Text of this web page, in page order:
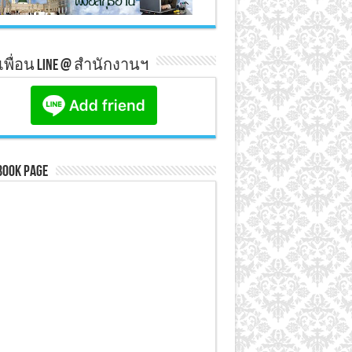
พื่อน line @ สำนักงานฯ
Page